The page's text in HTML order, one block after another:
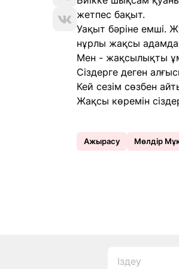
жетпес бақыт.
Уақыт бәріне емші.
нұрлы жақсы
Мен - жақсылықты
Сіздерге деген
Кей сезім сөзбен
Жақсы көремін
Ажырасу Мөлдір